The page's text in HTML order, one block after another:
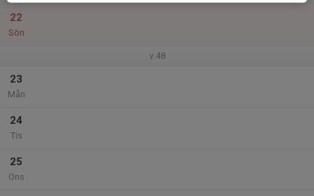
22
Sön
v.48
23
Mån
24
Tis
25
Ons